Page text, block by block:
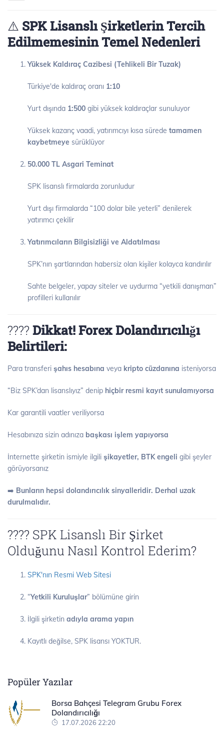
⚠️ SPK Lisanslı Şirketlerin Tercih
Edilmemesinin Temel Nedenleri
Yüksek Kaldıraç Cazibesi (Tehlikeli Bir Tuzak)
Türkiye'de kaldıraç oranı 1:10
Yurt dışında 1:500 gibi yüksek kaldıraçlar sunuluyor
Yüksek kazanç vaadi, yatırımcıyı kısa sürede tamamen
kaybetmeye sürüklüyor
50.000 TL Asgari Teminat
SPK lisanslı firmalarda zorunludur
Yurt dışı firmalarda “100 dolar bile yeterli” denilerek
yatırımcı çekilir
Yatırımcıların Bilgisizliği ve Aldatılması
SPK’nın şartlarından habersiz olan kişiler kolayca kandırılır
Sahte belgeler, yapay siteler ve uydurma “yetkili danışman”
profilleri kullanılır
???? Dikkat! Forex Dolandırıcılığı
Belirtileri:
Para transferi şahıs hesabına veya kripto cüzdanına isteniyorsa
“Biz SPK’dan lisanslıyız” denip hiçbir resmi kayıt sunulamıyorsa
Kar garantili vaatler veriliyorsa
Hesabınıza sizin adınıza başkası işlem yapıyorsa
İnternette şirketin ismiyle ilgili şikayetler, BTK engeli gibi şeyler
görüyorsanız
➡️ Bunların hepsi dolandırıcılık sinyalleridir. Derhal uzak
durulmalıdır.
???? SPK Lisanslı Bir Şirket
Olduğunu Nasıl Kontrol Ederim?
SPK'nın Resmi Web Sitesi
“Yetkili Kuruluşlar” bölümüne girin
İlgili şirketin adıyla arama yapın
Kayıtlı değilse, SPK lisansı YOKTUR.
Popüler Yazılar
Borsa Bahçesi Telegram Grubu Forex
Dolandırıcılığı
17.07.2026 22:20